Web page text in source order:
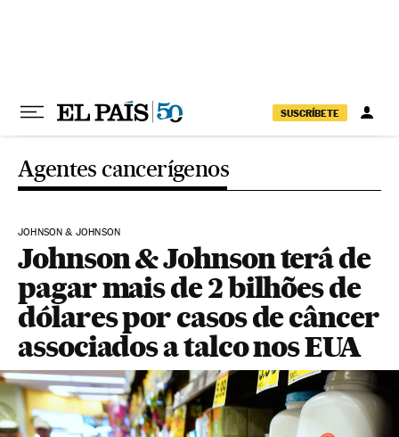
SUSCRÍBETE
Agentes cancerígenos
JOHNSON & JOHNSON
Johnson & Johnson terá de
pagar mais de 2 bilhões de
dólares por casos de câncer
associados a talco nos EUA